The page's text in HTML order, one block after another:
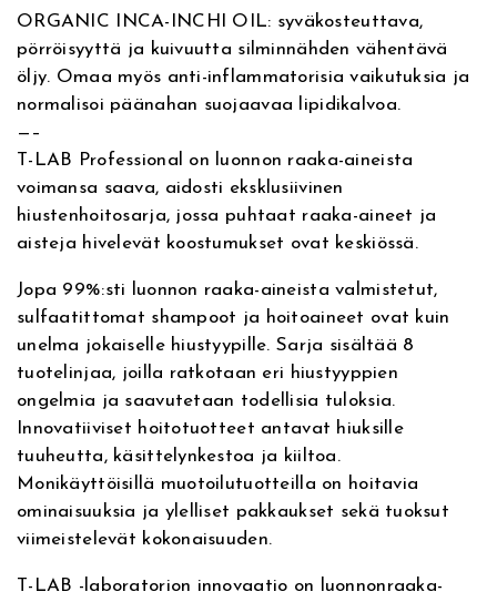
o
n
e
k
u
v
l
e
h
i
u
k
s
ORGANIC INCA-INCHI OIL: syväkosteuttava,
pörröisyyttä ja kuivuutta silminnähden vähentävä
öljy. Omaa myös anti-inflammatorisia vaikutuksia ja
normalisoi päänahan suojaavaa lipidikalvoa.
—–
T-LAB Professional on luonnon raaka-aineista
voimansa saava, aidosti eksklusiivinen
hiustenhoitosarja, jossa puhtaat raaka-aineet ja
aisteja hivelevät koostumukset ovat keskiössä.
Jopa 99%:sti luonnon raaka-aineista valmistetut,
sulfaatittomat shampoot ja hoitoaineet ovat kuin
unelma jokaiselle hiustyypille. Sarja sisältää 8
tuotelinjaa, joilla ratkotaan eri hiustyyppien
ongelmia ja saavutetaan todellisia tuloksia.
Innovatiiviset hoitotuotteet antavat hiuksille
tuuheutta, käsittelynkestoa ja kiiltoa.
Monikäyttöisillä muotoilutuotteilla on hoitavia
ominaisuuksia ja ylelliset pakkaukset sekä tuoksut
viimeistelevät kokonaisuuden.
T-LAB -laboratorion innovaatio on luonnonraaka-